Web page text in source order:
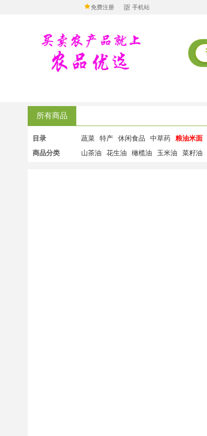
免费注册 手机站
所有商品
目录 蔬菜 特产 休闲食品 中草药 粮油米面
商品分类
山茶油 花生油 橄榄油 玉米油 菜籽油